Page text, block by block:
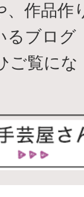
、作品作
るブログ
ご覧にな